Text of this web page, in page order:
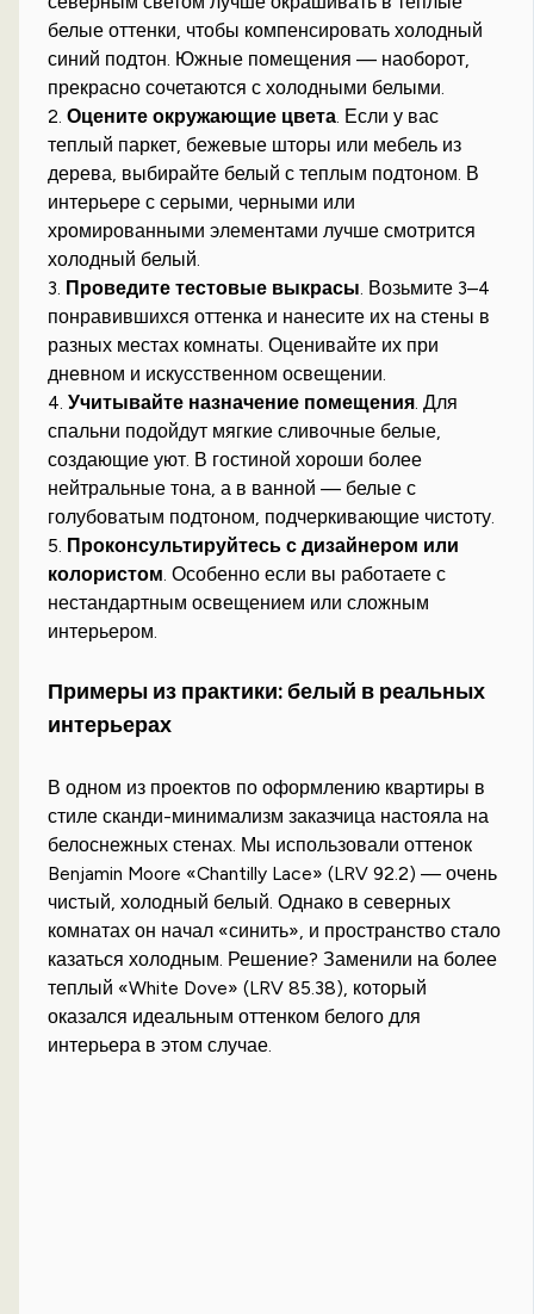
белые оттенки, чтобы компенсировать холодный
синий подтон. Южные помещения — наоборот,
прекрасно сочетаются с холодными белыми.
2.Оцените окружающие цвета. Если у вас
теплый паркет, бежевые шторы или мебель из
дерева, выбирайте белый с теплым подтоном. В
интерьере с серыми, черными или
хромированными элементами лучше смотрится
холодный белый.
3. Проведите тестовые выкрасы. Возьмите 3–4
понравившихся оттенка и нанесите их на стены в
разных местах комнаты. Оценивайте их при
дневном и искусственном освещении.
4.Учитывайте назначение помещения. Для
спальни подойдут мягкие сливочные белые,
создающие уют. В гостиной хороши более
нейтральные тона, а в ванной — белые с
голубоватым подтоном, подчеркивающие чистоту.
5. Проконсультируйтесь с дизайнером или
колористом. Особенно если вы работаете с
нестандартным освещением или сложным
интерьером.
Примеры из практики: белый в реальных
интерьерах
В одном из проектов по оформлению квартиры в
стиле сканди-минимализм заказчица настояла на
белоснежных стенах. Мы использовали оттенок
Benjamin Moore «Chantilly Lace» (LRV 92.2) — очень
чистый, холодный белый. Однако в северных
комнатах он начал «синить», и пространство стало
казаться холодным. Решение? Заменили на более
теплый «White Dove» (LRV 85.38), который
оказался идеальным оттенком белого для
интерьера в этом случае.